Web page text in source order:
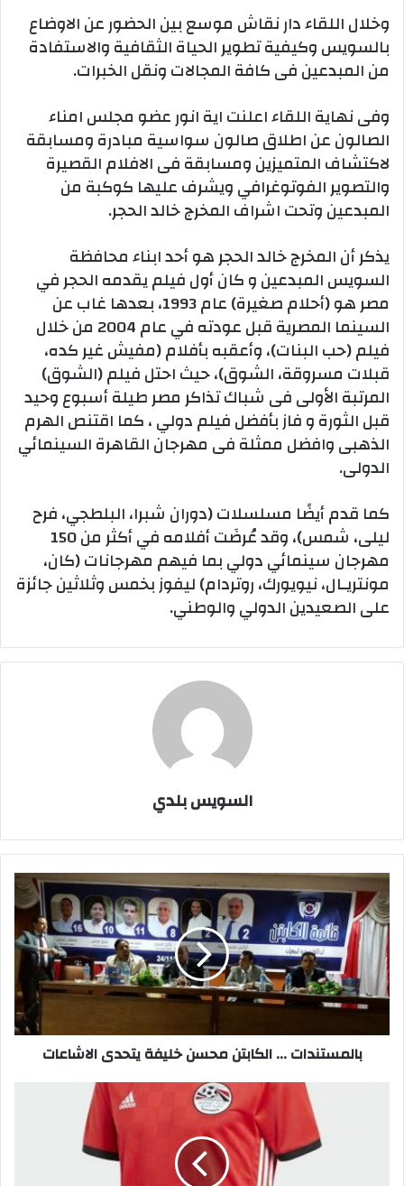
وخلال اللقاء دار نقاش موسع بين الحضور عن الاوضاع
بالسويس وكيفية تطوير الحياة الثقافية والاستفادة
من المبدعين فى كافة المجالات ونقل الخبرات.
وفى نهاية اللقاء اعلنت اية انور عضو مجلس امناء
الصالون عن اطلاق صالون سواسية مبادرة ومسابقة
لاكتشاف المتميزين ومسابقة فى الافلام القصيرة
والتصوير الفوتوغرافي ويشرف عليها كوكبة من
المبدعين وتحت اشراف المخرج خالد الحجر.
يذكر أن المخرج خالد الحجر هو أحد ابناء محافظة
السويس المبدعين و كان أول فيلم يقدمه الحجر في
مصر هو (أحلام صغيرة) عام 1993، بعدها غاب عن
السينما المصرية قبل عودته في عام 2004 من خلال
فيلم (حب البنات)، وأعقبه بأفلام (مفيش غير كده،
قبلات مسروقة، الشوق)، حيث احتل فيلم (الشوق)
المرتبة الأولى فى شباك تذاكر مصر طيلة أسبوع وحيد
قبل الثورة و فاز بأفضل فيلم دولي ، كما اقتنص الهرم
الذهبى وافضل ممثلة فى مهرجان القاهرة السينمائي
الدولى.
كما قدم أيضًا مسلسلات (دوران شبرا، البلطجي، فرح
ليلى، شمس)، وقد عُرضَت أفلامه في أكثر من 150
مهرجان سينمائي دولي بما فيهم مهرجانات (كان،
مونتريـال، نيويورك، روتردام) ليفوز بخمس وثلاثين جائزة
على الصعيدين الدولي والوطني.
السويس بلدي
بالمستندات
...
الكابتن
محسن
خليفة
يتحدى
الاشاعات
بالمستندات ... الكابتن محسن خليفة يتحدى الاشاعات